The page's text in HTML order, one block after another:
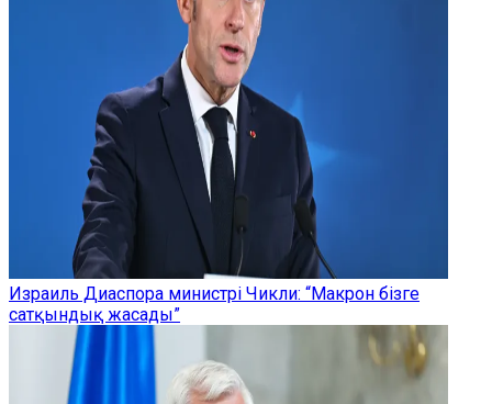
Израиль Диаспора министрі Чикли: “Макрон бізге
сатқындық жасады”